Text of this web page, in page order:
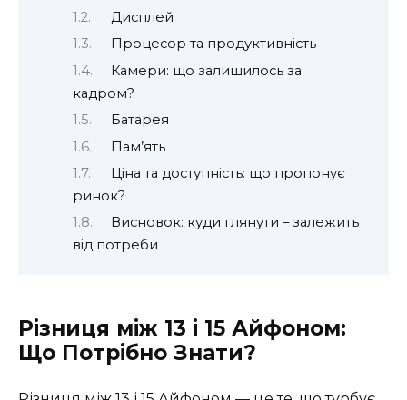
Дисплей
Процесор та продуктивність
Камери: що залишилось за
кадром?
Батарея
Пам’ять
Ціна та доступність: що пропонує
ринок?
Висновок: куди глянути – залежить
від потреби
Різниця між 13 і 15 Айфоном:
Що Потрібно Знати?